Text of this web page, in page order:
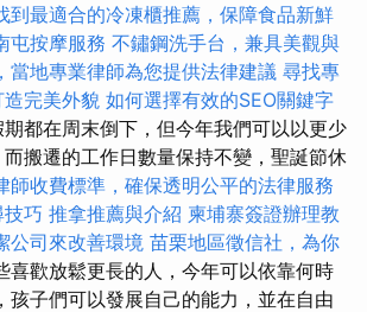
到最適合的冷凍櫃推薦，保障食品新鮮
屯按摩服務 不鏽鋼洗手台，兼具美觀與
當地專業律師為您提供法律建議 尋找專
完美外貌 如何選擇有效的SEO關鍵字
都在周末倒下，但今年我們可以以更少
搬遷的工作日數量保持不變，聖誕節休
師收費標準，確保透明公平的法律服務
巧 推拿推薦與介紹 柬埔寨簽證辦理教
公司來改善環境 苗栗地區徵信社，為你
喜歡放鬆更長的人，今年可以依靠何時
孩子們可以發展自己的能力，並在自由